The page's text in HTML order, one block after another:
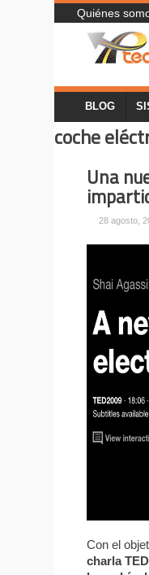
Quiénes
BLOG
coche
Una
28 agosto,
Con el
charla TED